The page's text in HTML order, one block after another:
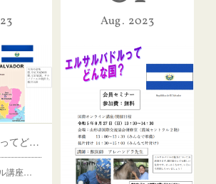
エルサルバドルってどんな国？
講座…
Aug 2023